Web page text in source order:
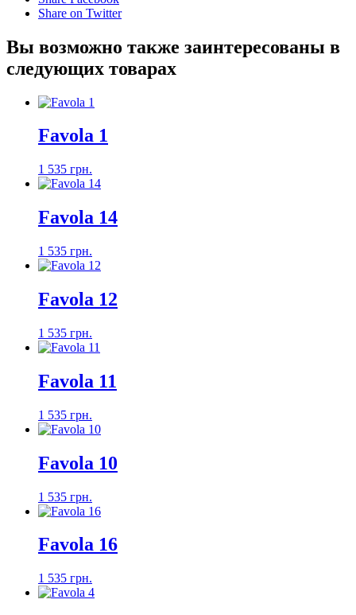
Share on Twitter
Вы возможно также заинтересованы в
следующих товарах
Favola 1
1 535 грн.
Favola 14
1 535 грн.
Favola 12
1 535 грн.
Favola 11
1 535 грн.
Favola 10
1 535 грн.
Favola 16
1 535 грн.